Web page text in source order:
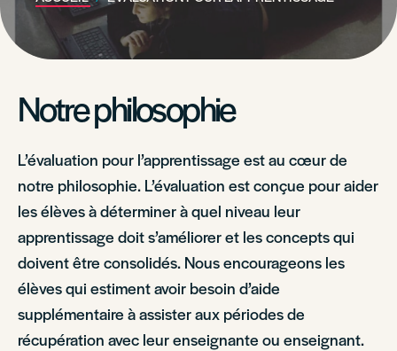
Notre philosophie
L’évaluation pour l’apprentissage est au cœur de
notre philosophie. L’évaluation est conçue pour aider
les élèves à déterminer à quel niveau leur
apprentissage doit s’améliorer et les concepts qui
doivent être consolidés. Nous encourageons les
élèves qui estiment avoir besoin d’aide
supplémentaire à assister aux périodes de
récupération avec leur enseignante ou enseignant.